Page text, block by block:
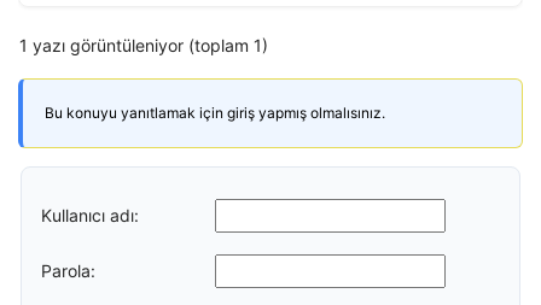
1 yazı görüntüleniyor (toplam 1)
Bu konuyu yanıtlamak için giriş yapmış olmalısınız.
Kullanıcı adı:
Parola: